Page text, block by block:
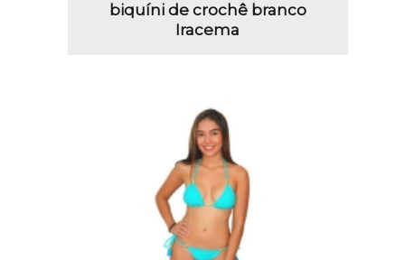
biquíni de crochê branco
Iracema